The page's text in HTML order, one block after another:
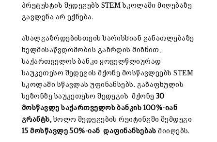
პრეტესტის შედეგებს STEM სკოლაში მიღებაზე
გავლენა არ ექნება.
ახალგაზრდებისთვის ხარისხიან განათლებაზე
ხელმისაწვდომობის გაზრდის მიზნით,
საქართველოს ბანკი ყოველწლიურად
საუკეთესო შედეგის მქონე მოსწავლეებს STEM
სკოლაში სწავლას უფინანსებს. გაზაფხულის
სეზონზე საუკეთესო შედეგის მქონე 30
მოსწავლე საქართველოს ბანკის 100%-იან
გრანტს,ხოლო შედეგების რეიტინგში შემდეგი
15 მოსწავლე 50%-იან დაფინანსებას მიიღებს.